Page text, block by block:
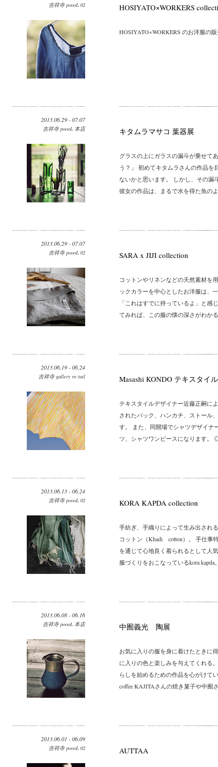
吉祥寺 poooL 02 HOSIYATO×WORKERS
HOSIYATO×WORKERS のお洋服の
2013.06.29 - 07.07
吉祥寺 poooL 本店 キタムラマサコ 葉器展
グラスの上にガラスの漏斗が乗せて
う？」 初めてキタムラさんの作品
ないかと思います。 しかし、その漏
彼女の作品は、まるで水を得た魚の
2013.06.29 - 07.07
吉祥寺 poooL 02 SARA x JIJI collection
コットンやリネンなどの天然素材を
ックカラーを中心としたお洋服は、
「これはすでに持っているよ」と感
てみれば、この服の懐の深さがわか
2013.06.19 - 06.24
吉祥寺 gallery re:tail Masashi KONDO テキスタイ
テキスタイルデザイナー近藤正嗣に
されたバック、ハンカチ、ストール
す。 また、同開場でシャツデザイナ
ツ、シャツワンピースになります。
2013.06.13 - 06.24
吉祥寺 poooL 02 KORA KAPDA collection
手紡ぎ、手織りによって生み出され
コットン（Khadi cotton）。 手仕事
を通じて心地良く着られるとして人
服づくりをおこなっているkora kapda
2013.06.08 - 06.16
吉祥寺 poooL 本店 中囿義光 陶展
お気に入りの服を身に着けたときに
に入りの色と楽しみを与えてくれる
らしを始めるための作品を心がけて
coffee KAJITAさんの焼き菓子や中囿
2013.06.01 - 06.09
吉祥寺 poooL 02 AUTTAA